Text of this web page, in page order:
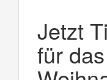
Jetzt
für das